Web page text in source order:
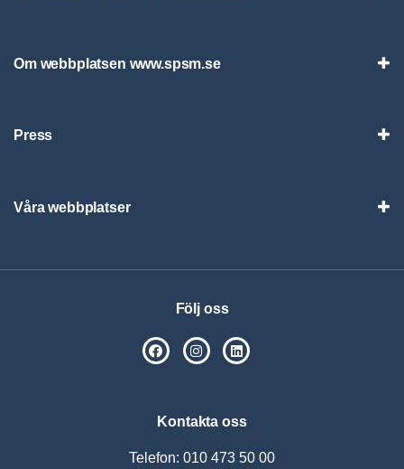
Om webbplatsen www.spsm.se
Press
Våra webbplatser
Följ oss
SPSM på Facebook
SPSM på Instagram
Kontakta oss
Telefon: 010 473 50 00